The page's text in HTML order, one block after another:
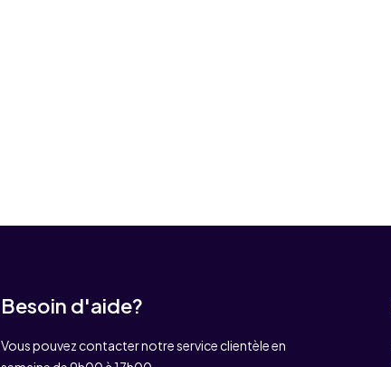
Besoin d'aide?
Vous pouvez contacter notre service clientèle en